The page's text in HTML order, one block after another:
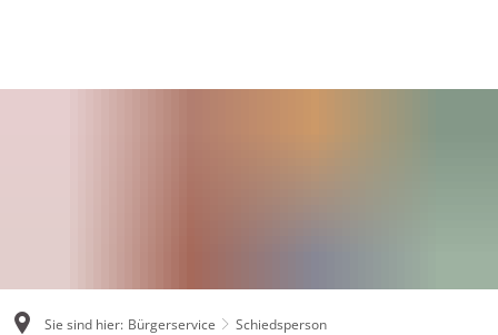
Öffentliche Bekanntmachungen
Feuerwehren Organigramm
Sie sind hier: Bürgerservice Schiedsperson